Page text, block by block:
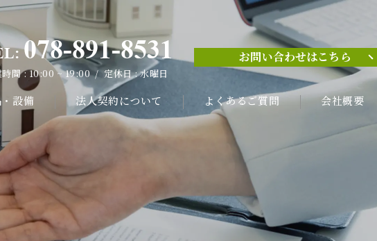
078-891-8531
時間 : 10:00 ~ 19:00 / 定休日 : 水曜日
お問い合わせはこちら
設備 法人契約について よくあるご質問 会社概要
078-891-8531
時間 : 10:00 ~ 19:00 / 定休日 : 水曜日
お問い合わせはこちら